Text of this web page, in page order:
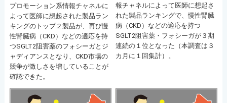
プロモーション系情報チャネルに
よって医師に想起された製品ラン
キングのトップ２製品が、再び慢
性腎臓病（CKD）などの適応を持
つSGLT2阻害薬のフォシーガとジ
ャディアンスとなり、CKD市場の
競争が激しさを増していることが
確認できた。
報チャネルによって医師に想起さ
れた製品ランキングで、慢性腎臓
病（CKD）などの適応を持つ
SGLT2阻害薬・フォシーガが３期
連続の１位となった（本調査は３
カ月に１回集計）。